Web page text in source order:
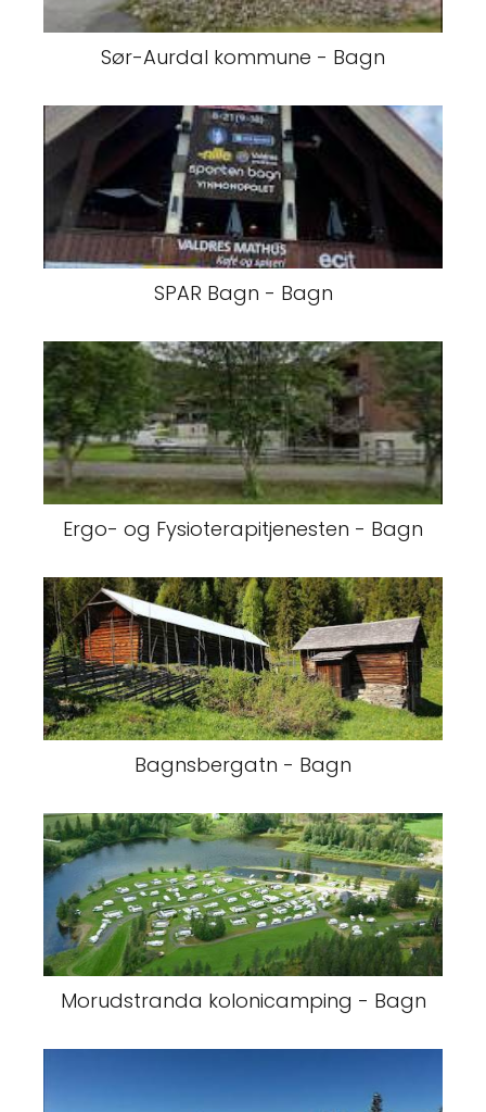
Sør-Aurdal kommune - Bagn
SPAR Bagn - Bagn
Ergo- og Fysioterapitjenesten - Bagn
Bagnsbergatn - Bagn
Morudstranda kolonicamping - Bagn